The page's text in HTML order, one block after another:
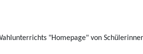
"Homepage" von